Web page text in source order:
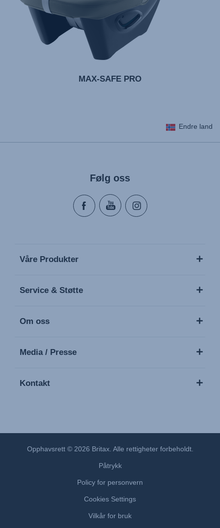
MAX-SAFE PRO
Endre land
Følg oss
Våre Produkter
Service & Støtte
Om oss
Media / Presse
Kontakt
Opphavsrett © 2026 Britax. Alle rettigheter forbeholdt.
Påtrykk
Policy for personvern
Cookies Settings
Vilkår for bruk